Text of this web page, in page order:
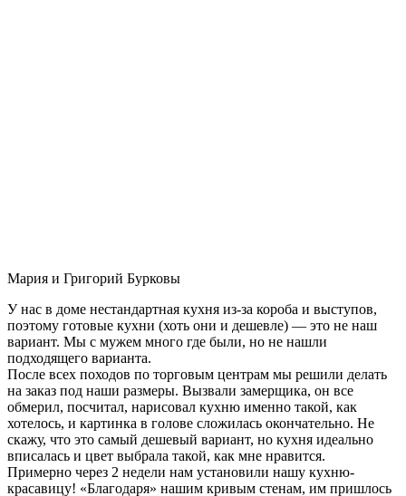
Мария и Григорий Бурковы
У нас в доме нестандартная кухня из-за короба и выступов,
поэтому готовые кухни (хоть они и дешевле) — это не наш
вариант. Мы с мужем много где были, но не нашли
подходящего варианта.
После всех походов по торговым центрам мы решили делать
на заказ под наши размеры. Вызвали замерщика, он все
обмерил, посчитал, нарисовал кухню именно такой, как
хотелось, и картинка в голове сложилась окончательно. Не
скажу, что это самый дешевый вариант, но кухня идеально
вписалась и цвет выбрала такой, как мне нравится.
Примерно через 2 недели нам установили нашу кухню-
красавицу! «Благодаря» нашим кривым стенам, им пришлось